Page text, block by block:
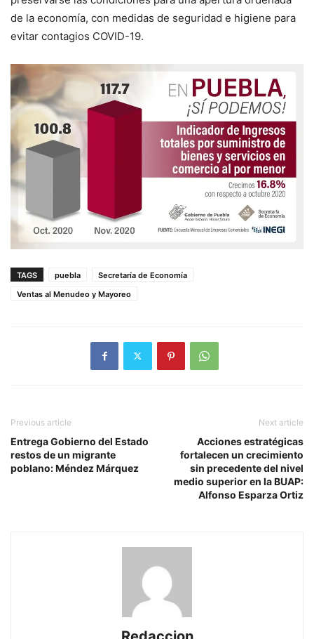
de la economía, con medidas de seguridad e higiene para
evitar contagios COVID-19.
TAGS puebla
Secretaría de Economía
Ventas al Menudeo y Mayoreo
Previous article
Entrega Gobierno del Estado
restos de un migrante
poblano: Méndez Márquez
Next article
Acciones estratégicas
fortalecen un crecimiento
sin precedente del nivel
medio superior en la BUAP:
Alfonso Esparza Ortiz